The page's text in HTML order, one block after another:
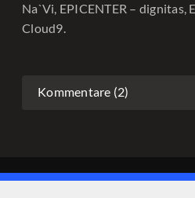
Na`Vi, EPICENTER – dignitas,
Cloud9.
Kommentare (2)